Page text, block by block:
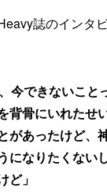
誌のインタ
今できないこ
背骨にいれたせ
があったけど
になりたくない
ど」